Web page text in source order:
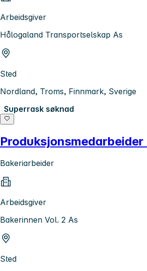
Arbeidsgiver
Hålogaland Transportselskap As
Sted
Nordland, Troms, Finnmark, Sverige
Superrask søknad
Produksjonsmedarbeider
Bakeriarbeider
Arbeidsgiver
Bakerinnen Vol. 2 As
Sted